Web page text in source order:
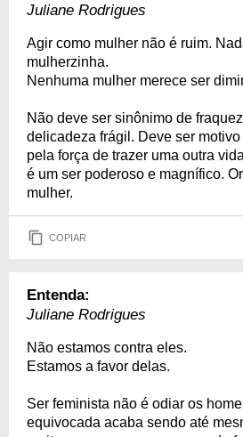
Juliane Rodrigues
Agir como mulher não é ruim.
mulherzinha.
Nenhuma mulher merece ser
Não deve ser sinônimo de
delicadeza frágil. Deve ser
pela força de trazer uma outra
é um ser poderoso e magnífico.
mulher.
COPIAR
Entenda:
Juliane Rodrigues
Não estamos contra eles.
Estamos a favor delas.
Ser feminista não é odiar os
equivocada acaba sendo até